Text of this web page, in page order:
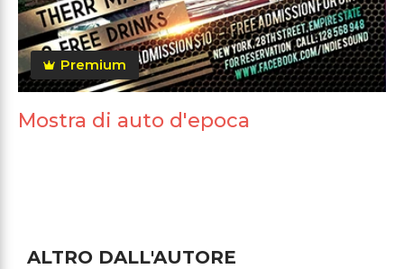
Premium
Mostra di auto d'epoca
ALTRO DALL'AUTORE